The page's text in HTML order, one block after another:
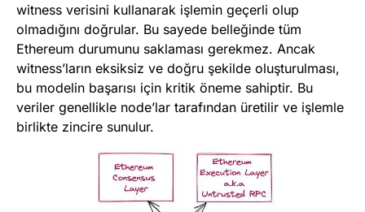
witness verisini kullanarak işlemin geçerli olup
olmadığını doğrular. Bu sayede belleğinde tüm
Ethereum durumunu saklaması gerekmez. Ancak
witness’ların eksiksiz ve doğru şekilde oluşturulması,
bu modelin başarısı için kritik öneme sahiptir. Bu
veriler genellikle node’lar tarafından üretilir ve işlemle
birlikte zincire sunulur.